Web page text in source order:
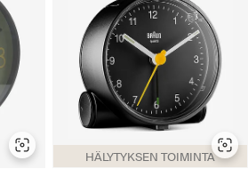
HÄLYTYKSEN TOIMINTA